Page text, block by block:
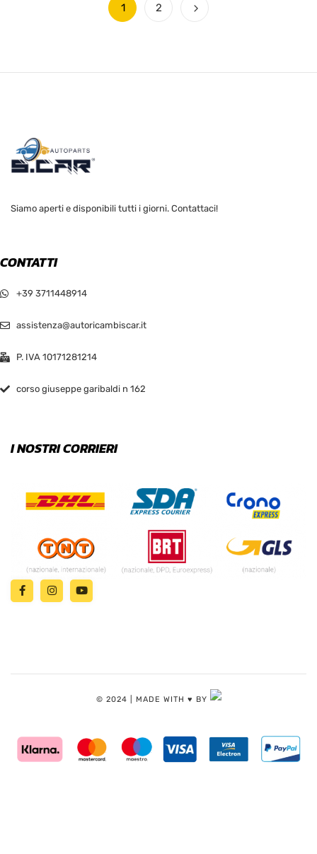
1 2
Siamo aperti e disponibili tutti i giorni. Contattaci!
CONTATTI
+39 3711448914
assistenza@autoricambiscar.it
P. IVA 10171281214
corso giuseppe garibaldi n 162
I NOSTRI CORRIERI
© 2024 | MADE WITH ♥️ BY